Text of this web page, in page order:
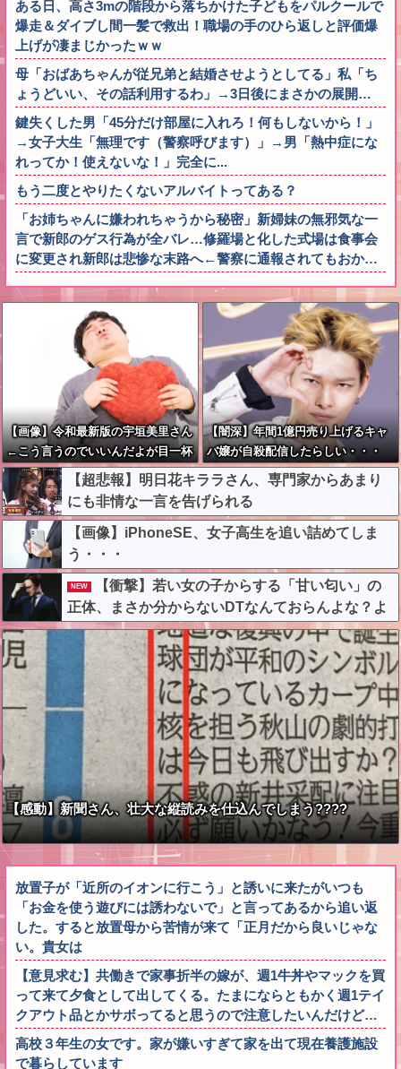
ある日、高さ3mの階段から落ちかけた子どもをパルクールで
爆走＆ダイブし間一髪で救出！職場の手のひら返しと評価爆
上げが凄まじかったｗｗ
母「おばあちゃんが従兄弟と結婚させようとしてる」私「ち
ょうどいい、その話利用するわ」→3日後にまさかの展開…
鍵失くした男「45分だけ部屋に入れろ！何もしないから！」
→女子大生「無理です（警察呼びます）」→男「熱中症にな
れってか！使えないな！」完全に...
もう二度とやりたくないアルバイトってある？
「お姉ちゃんに嫌われちゃうから秘密」新婦妹の無邪気な一
言で新郎のゲス行為が全バレ…修羅場と化した式場は食事会
に変更され新郎は悲惨な末路へ←警察に通報されてもおか…
【画像】令和最新版の宇垣美里さん
←こう言うのでいいんだよが目一杯
詰まってると話題にw w w w w w
w w w
【闇深】年間1億円売り上げるキャ
バ嬢が自殺配信したらしい・・・
【超悲報】明日花キララさん、専門家からあまり
にも非情な一言を告げられる
【画像】iPhoneSE、女子高生を追い詰めてしま
う・・・
NEW
【衝撃】若い女の子からする「甘い匂い」の
正体、まさか分からないDTなんておらんよな？よ
な？w w w w w w w w w w w
【感動】新聞さん、壮大な縦読みを仕込んでしまう????
放置子が「近所のイオンに行こう」と誘いに来たがいつも
「お金を使う遊びには誘わないで」と言ってあるから追い返
した。すると放置母から苦情が来て「正月だから良いじゃな
い。貴女は
【意見求む】共働きで家事折半の嫁が、週1牛丼やマックを買
って来て夕食として出してくる。たまにならともかく週1テイ
クアウト品とかサボってると思うので注意したいんだけど…
高校３年生の女です。家が嫌いすぎて家を出て現在養護施設
で暮らしています